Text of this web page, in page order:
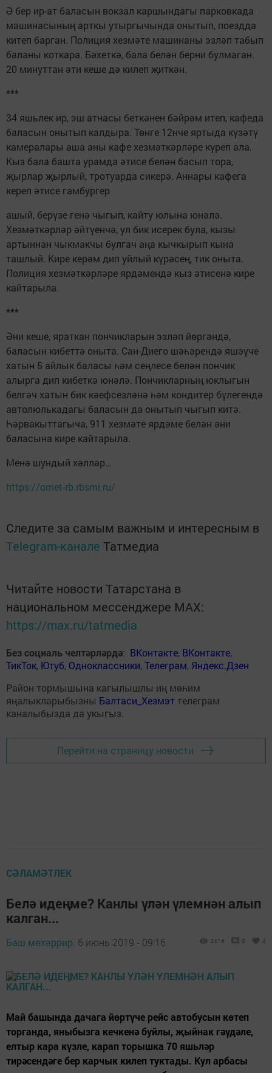
Ә бер ир-ат баласын вокзал каршындагы парковкада
машинасының арткы утыргычында онытып, поездда
китеп барган. Полиция хезмәте машинаны эзләп табып
баланы коткара. Бәхеткә, бала белән берни булмаган.
20 минуттан әти кеше дә килеп җиткән.
***
34 яшьлек ир, эш атнасы беткәнен бәйрәм итеп, кафеда
баласын онытып калдыра. Төнге 12нче яртыда күзәтү
камералары аша аны кафе хезмәткәрләре күреп ала.
Кыз бала башта урамда әтисе белән басып тора,
җырлар җырлый, тротуарда сикерә. Аннары кафега
кереп әтисе гамбургер
ашый, берүзе генә чыгып, кайту юлына юнәлә.
Хезмәткәрләр әйтүенчә, ул бик исерек була, кызы
артыннан чыкмакчы булгач аңа кычкырып кына
ташлый. Кире керәм дип уйлый күрәсең, тик оныта.
Полиция хезмәткәрләре ярдәмендә кыз әтисенә кире
кайтарыла.
***
Әни кеше, яраткан пончикларын эзләп йөргәндә,
баласын кибеттә оныта. Сан-Диего шәһәрендә яшәүче
хатын 5 айлык баласы һәм сеңлесе белән пончик
алырга дип кибеткә юнәлә. Пончикларның юклыгын
белгәч хатын бик кәефсезләнә һәм кондитер бүлегендә
автолюлькадагы баласын да онытып чыгып китә.
Һәрвакыттагыча, 911 хезмәте ярдәме белән әни
баласына кире кайтарыла.
Менә шундый хәлләр…
https://omet-rb.rbsmi.ru/
Следите за самым важным и интересным в
Telegram-канале Татмедиа
Читайте новости Татарстана в
национальном мессенджере MАХ:
https://max.ru/tatmedia
Без социаль челтәрләрдә: ВКонтакте, ВКонтакте,
ТикТок, Ютуб, Одноклассники,Телеграм, Яндекс.Дзен
Район тормышына кагылышлы иң мөһим
яңалыкларыбызны Балтаси_Хезмэт телеграм
каналыбызда да укыгыз.
Перейти на страницу новости
СӘЛАМӘТЛЕК
Белә идеңме? Канлы үлән үлемнән алып
калган...
Баш мөхәррир, 6 июнь 2019 - 09:16 3415 0 4
Май башында дачага йөртүче рейс автобусын көтеп
торганда, яныбызга кечкенә буйлы, җыйнак гәүдәле,
елтыр кара күзле, карап торышка 70 яшьләр
тирәсендәге бер карчык килеп туктады. Кул арбасы